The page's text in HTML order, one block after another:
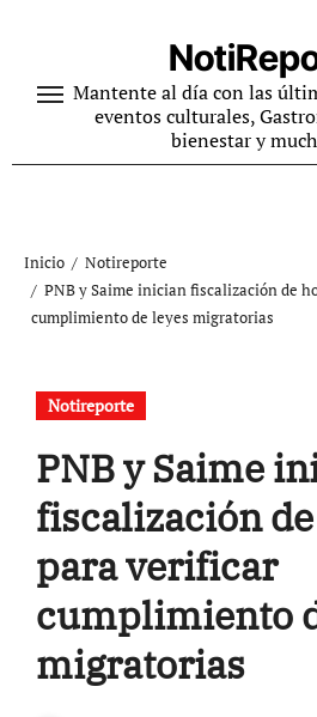
contenidoMantente al día con las
eventos culturales,
bienestar y
Inicio
Notireporte
PNB y Saime inician fiscalización de
cumplimiento de leyes migratorias
Notireporte
PNB y Saime
fiscalización
para verificar
cumplimiento
migratorias